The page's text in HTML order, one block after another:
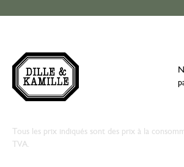
Tous les prix indiqués sont des prix à la
TVA.